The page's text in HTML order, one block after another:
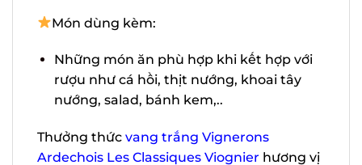
dẳng mãi trong vòm họng.
Món dùng kèm:
Những món ăn phù hợp khi kết hợp với
nướng, salad, bánh kem,..